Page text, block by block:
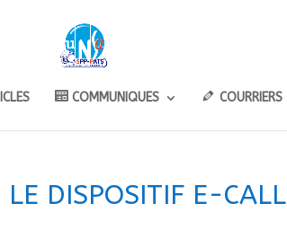
COMMUNIQUES COURRIERS
LE DISPOSITIF E-CALL